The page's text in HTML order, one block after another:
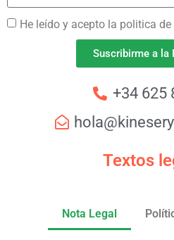
He leído y acepto la politica
Suscribirme a la
+34 625
Textos
Nota Legal